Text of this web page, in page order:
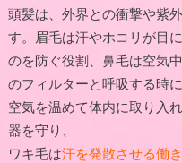
頭髪は、外界との衝撃や紫
す。眉毛は汗やホコリが目
のを防ぐ役割、鼻毛は空気
のフィルターと呼吸する時に
空気を温めて体内に取り入
器を守り、
ワキ毛は汗を発散させる働き